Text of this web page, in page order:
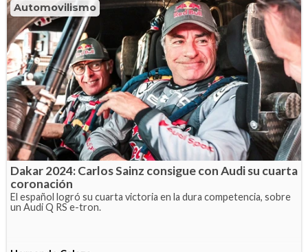
Automovilismo
Dakar 2024: Carlos Sainz consigue con Audi su cuarta
coronación
El español logró su cuarta victoria en la dura competencia, sobre
un Audi Q RS e-tron.